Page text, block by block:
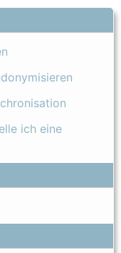
ich eine